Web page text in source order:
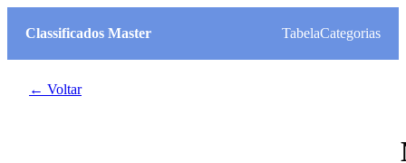
Classificados Master TabelaCategorias
← Voltar